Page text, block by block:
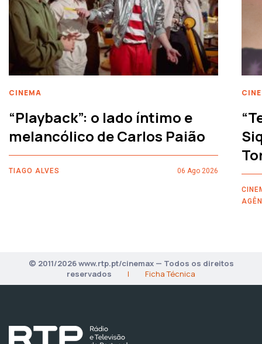
CINEMA
“Playback”: o lado íntimo e
melancólico de Carlos Paião
TIAGO ALVES 06 Ago 2026
© 2011/2026 www.rtp.pt/cinemax — Todos os direitos
reservados
| Ficha Técnica